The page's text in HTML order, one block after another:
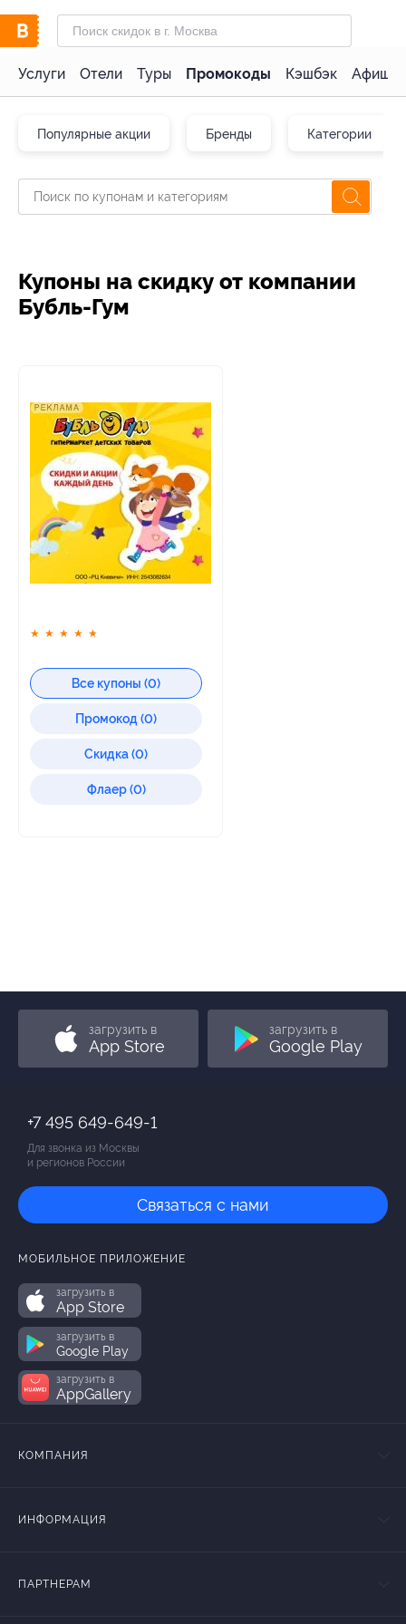
Услуги Отели Туры Промокоды Кэшбэк Афиша
Популярные акции Бренды Категории
Купоны на скидку от компании
Бубль-Гум
★ ★ ★ ★ ★
Все купоны (0)
Промокод (0)
Скидка (0)
Флаер (0)
загрузить в
App Store
загрузить в
Google Play
+7 495 649-649-1
Для звонка из Москвы
и регионов России
Связаться с нами
МОБИЛЬНОЕ ПРИЛОЖЕНИЕ
загрузить в
App Store
загрузить в
Google Play
загрузить в
AppGallery
КОМПАНИЯ
ИНФОРМАЦИЯ
ПАРТНЕРАМ